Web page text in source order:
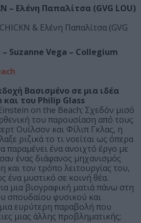
– Ελένη Παπαλίτσα (GVG LOU)
& Ελένη Παπαλίτσα (GVG
Suzanne Vega – Collegium
Βασισμένο σε μια ιδέα
του Philip Glass
Einstein on the Beach; Σχεδόν μισό
του παρουσίαση από τους
Ουίλσον και Φίλιπ Γκλας, η
ριζικά το τι νοείται ως όπερα
παραμένει ένα ανοιχτό έργο με
ένας διάφανος μηχανισμός
και τον τρόπο λειτουργίας του,
ένα μυστικό σε κοινή θέα.
μια βιογραφική ματιά πάνω στη
σπουδαίου φυσικού και
ευρύτερη παραβολή που
μιας άλλης προβληματικής;